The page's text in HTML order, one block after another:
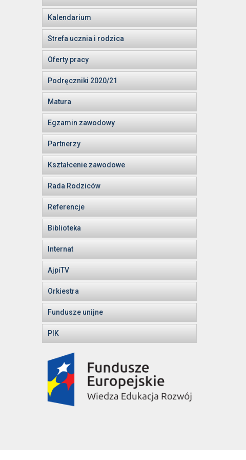
Kalendarium
Strefa ucznia i rodzica
Oferty pracy
Podręczniki 2020/21
Matura
Egzamin zawodowy
Partnerzy
Kształcenie zawodowe
Rada Rodziców
Referencje
Biblioteka
Internat
AjpiTV
Orkiestra
Fundusze unijne
PIK